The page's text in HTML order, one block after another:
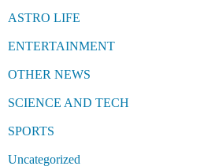
ASTRO LIFE
ENTERTAINMENT
OTHER NEWS
SCIENCE AND TECH
SPORTS
Uncategorized